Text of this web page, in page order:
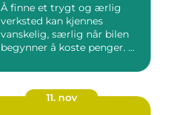
Å finne et trygt og ærlig
verksted kan kjennes
vanskelig, særlig når bilen
begynner å koste penger. ...
11. nov